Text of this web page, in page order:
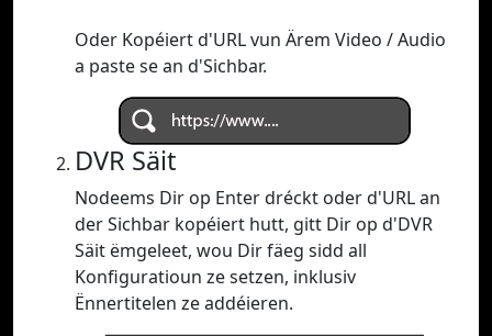
Oder Kopéiert d'URL vun Ärem Video / Audio
a paste se an d'Sichbar.
DVR Säit
Nodeems Dir op Enter dréckt oder d'URL an
der Sichbar kopéiert hutt, gitt Dir op d'DVR
Säit ëmgeleet, wou Dir fäeg sidd all
Konfiguratioun ze setzen, inklusiv
Ënnertitelen ze addéieren.